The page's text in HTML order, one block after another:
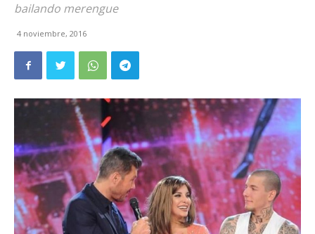
bailando merengue
4 noviembre, 2016